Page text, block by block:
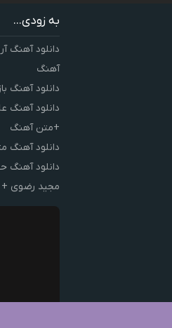
به زودی...
دانلود آهنگ
آهنگ
دانلود آهنگ
دانلود آهنگ
+متن آهنگ
دانلود آهنگ
دانلود آهنگ
مجید رضوی